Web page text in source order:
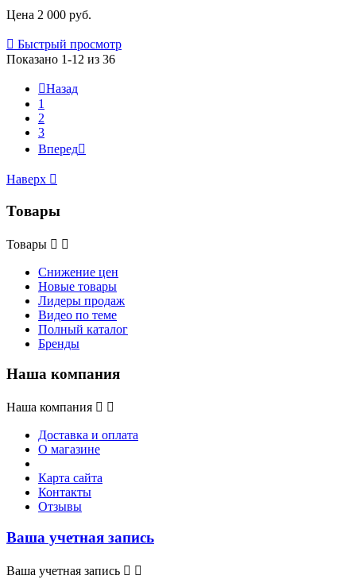
Цена 2 000 руб.
 Быстрый просмотр
Показано 1-12 из 36
Назад
1
2
3
Вперед
Наверх 
Товары
Товары  
Снижение цен
Новые товары
Лидеры продаж
Видео по теме
Полный каталог
Бренды
Наша компания
Наша компания  
Доставка и оплата
О магазине
Карта сайта
Контакты
Отзывы
Ваша учетная запись
Ваша учетная запись  